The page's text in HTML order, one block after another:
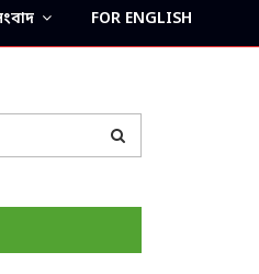
FOR ENGLISH